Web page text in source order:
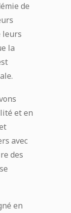
de
leurs
la
et en
avec
des
en